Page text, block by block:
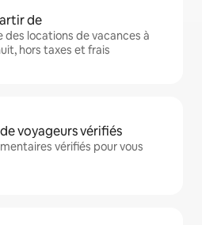
de
des locations de vacances à
hors taxes et frais
voyageurs vérifiés
vérifiés pour vous